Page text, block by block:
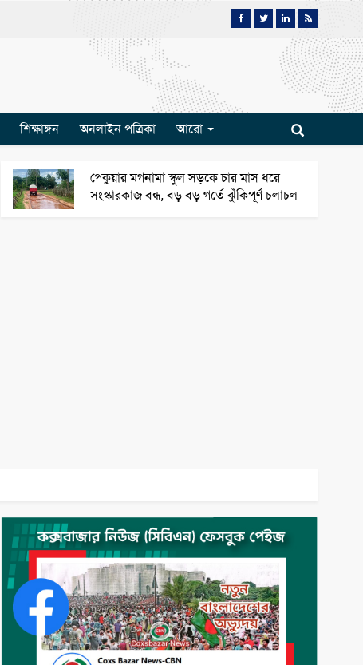
শিক্ষাঙ্গন অনলাইন পত্রিকা আরো
পেকুয়ার মগনামা স্কুল সড়কে চার মাস ধরে
সংস্কারকাজ বন্ধ, বড় বড় গর্তে ঝুঁকিপূর্ণ চলাচল